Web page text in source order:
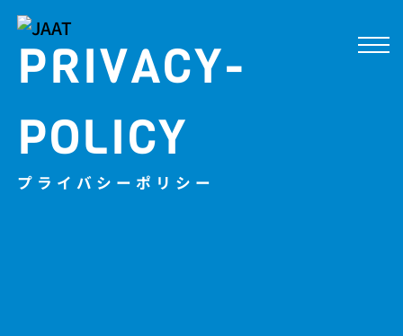
メ
PRIVACY-
POLICY
プライバシーポリシー